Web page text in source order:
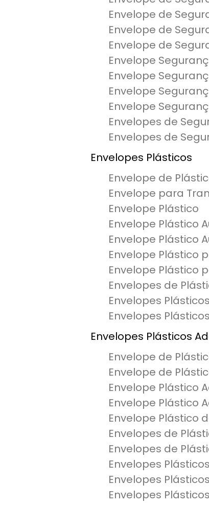
Envelope de
Envelope de
Envelope de
Envelope
Envelope
Envelope
Envelope
Envelopes de
Envelopes de
Envelopes Plásticos
Envelope de
Envelope para
Envelope Plástico
Envelope Plástico
Envelope Plástico
Envelope Plástico
Envelope Plástico
Envelopes de
Envelopes
Envelopes
Envelopes Plásticos
Envelope de
Envelope de
Envelope Plástico
Envelope Plástico
Envelope Plástico
Envelopes de
Envelopes de
Envelopes
Envelopes
Envelopes